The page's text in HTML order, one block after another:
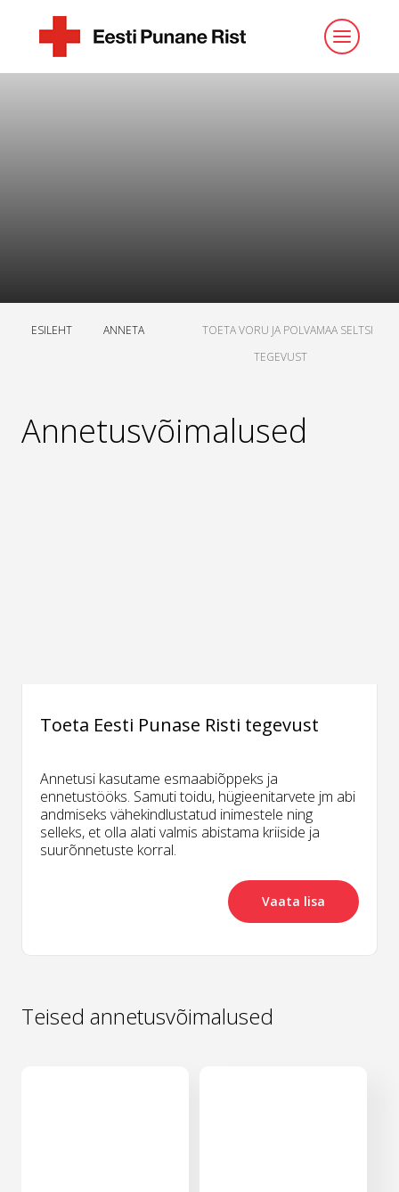
ESILEHT ANNETA
TOETA VORU JA POLVAMAA SELTSI
TEGEVUST
Annetusvõimalused
Toeta Eesti Punase Risti tegevust
Annetusi kasutame esmaabiõppeks ja
ennetustööks. Samuti toidu, hügieenitarvete jm abi
andmiseks vähekindlustatud inimestele ning
selleks, et olla alati valmis abistama kriiside ja
suurõnnetuste korral.
Vaata lisa
Teised annetusvõimalused